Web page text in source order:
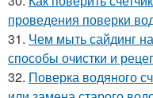
проведения поверки
31. Чем мыть сайдинг
способы очистки и
32. Поверка водяного